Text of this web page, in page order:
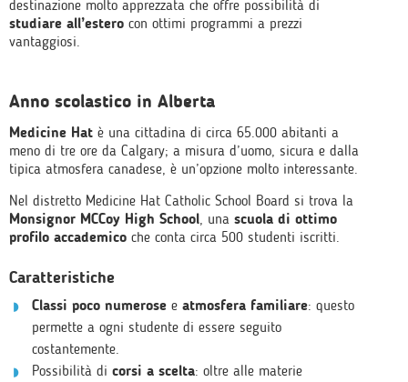
destinazione molto apprezzata che offre possibilità di
studiare all’estero con ottimi programmi a prezzi
vantaggiosi.
Anno scolastico in Alberta
Medicine Hat è una cittadina di circa 65.000 abitanti a
meno di tre ore da Calgary; a misura d’uomo, sicura e dalla
tipica atmosfera canadese, è un’opzione molto interessante.
Nel distretto Medicine Hat Catholic School Board si trova la
Monsignor MCCoy High School , una scuola di ottimo
profilo accademico che conta circa 500 studenti iscritti.
Caratteristiche
Classi poco numerose e atmosfera familiare: questo
permette a ogni studente di essere seguito
costantemente.
Possibilità di corsi a scelta: oltre alle materie